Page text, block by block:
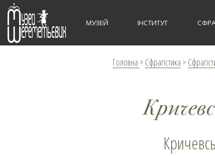
МУЗЕЙ ІНСТИТУТ
Головна > Сфрагістика >